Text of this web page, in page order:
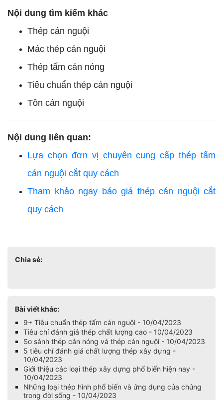
Nội dung tìm kiếm khác
Thép cán nguội
Mác thép cán nguội
Thép tấm cán nóng
Tiêu chuẩn thép cán nguội
Tôn cán nguội
Nội dung liên quan:
Lựa chọn đơn vị chuyên cung cấp thép tấm
cán nguội cắt quy cách
Tham khảo ngay báo giá thép cán nguội cắt
quy cách
Chia sẻ:
Bài viết khác:
9+ Tiêu chuẩn thép tấm cán nguội - 10/04/2023
Tiêu chí đánh giá thép chất lượng cao - 10/04/2023
So sánh thép cán nóng và thép cán nguội - 10/04/2023
5 tiêu chí đánh giá chất lượng thép xây dựng -
10/04/2023
Giới thiệu các loại thép xây dựng phổ biến hiện nay -
10/04/2023
Những loại thép hình phổ biến và ứng dụng của chúng
trong đời sống - 10/04/2023